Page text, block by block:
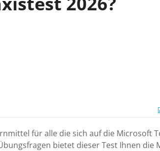
für alle die sich auf die Microsoft
bietet dieser Test Ihnen die